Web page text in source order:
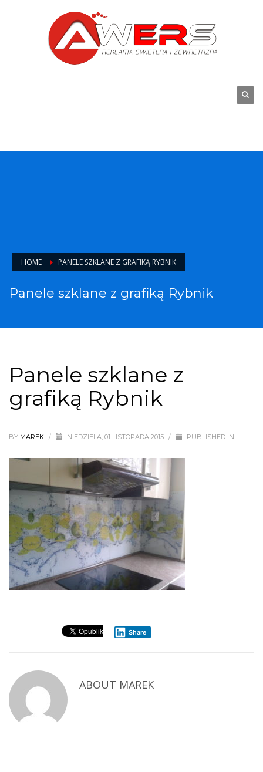
HOME PANELE SZKLANE Z GRAFIKĄ RYBNIK
Panele szklane z grafiką Rybnik
Panele szklane z
grafiką Rybnik
BY MAREK / NIEDZIELA, 01 LISTOPADA 2015 / PUBLISHED IN
Share
ABOUT MAREK